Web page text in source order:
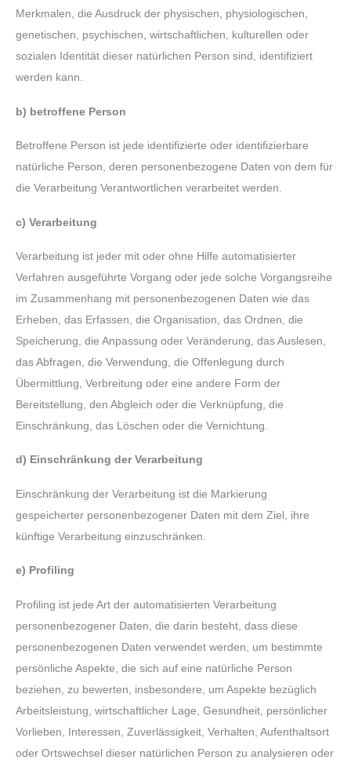
Merkmalen, die Ausdruck der physischen, physiologischen,
genetischen, psychischen, wirtschaftlichen, kulturellen oder
sozialen Identität dieser natürlichen Person sind, identifiziert
werden kann.
b) betroffene Person
Betroffene Person ist jede identifizierte oder identifizierbare
natürliche Person, deren personenbezogene Daten von dem für
die Verarbeitung Verantwortlichen verarbeitet werden.
c) Verarbeitung
Verarbeitung ist jeder mit oder ohne Hilfe automatisierter
Verfahren ausgeführte Vorgang oder jede solche Vorgangsreihe
im Zusammenhang mit personenbezogenen Daten wie das
Erheben, das Erfassen, die Organisation, das Ordnen, die
Speicherung, die Anpassung oder Veränderung, das Auslesen,
das Abfragen, die Verwendung, die Offenlegung durch
Übermittlung, Verbreitung oder eine andere Form der
Bereitstellung, den Abgleich oder die Verknüpfung, die
Einschränkung, das Löschen oder die Vernichtung.
d) Einschränkung der Verarbeitung
Einschränkung der Verarbeitung ist die Markierung
gespeicherter personenbezogener Daten mit dem Ziel, ihre
künftige Verarbeitung einzuschränken.
e) Profiling
Profiling ist jede Art der automatisierten Verarbeitung
personenbezogener Daten, die darin besteht, dass diese
personenbezogenen Daten verwendet werden, um bestimmte
persönliche Aspekte, die sich auf eine natürliche Person
beziehen, zu bewerten, insbesondere, um Aspekte bezüglich
Arbeitsleistung, wirtschaftlicher Lage, Gesundheit, persönlicher
Vorlieben, Interessen, Zuverlässigkeit, Verhalten, Aufenthaltsort
oder Ortswechsel dieser natürlichen Person zu analysieren oder